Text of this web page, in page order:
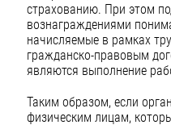
страхованию. При этом
вознаграждениями
начисляемые в рамках
гражданско-правовым
являются выполнение
Таким образом, если
физическим лицам,